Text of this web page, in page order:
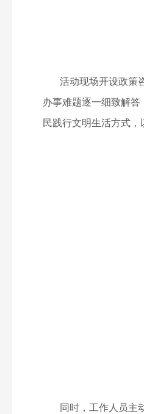
活动现场开设政策咨
办事难题逐一细致解
民践行文明生活方式
同时，工作人员主动